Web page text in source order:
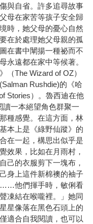
與自省。許多追尋故事
母在家苦等孩子安全歸
時，她父母的憂心自然
在於處理她父母親的孤
在書中闡揚一種祕而不
永遠都在家中等候著。
（The Wizard of OZ）
Rushdie)的《哈
Stories）。魯西迪在他
一本絕望角色群聚一
種感覺。在這方面，林
本上是《綠野仙蹤》的
在一起，構思出似乎是
效果，比如在月雨村，
己的衣服剪下一塊布，
身上這件新棉襖的袖子
……他們揮手時，敏俐看
凍結在喉嚨裡。」她同
星像落在黑色石頭上的
適合自我閱讀，也可以